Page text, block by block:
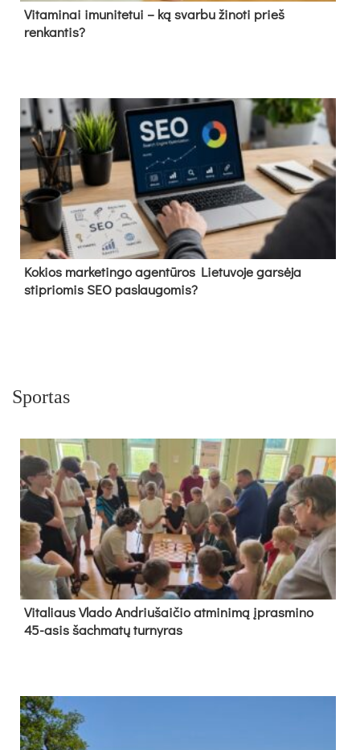
Vitaminai imunitetui – ką svarbu žinoti prieš
renkantis?
Kokios marketingo agentūros Lietuvoje garsėja
stipriomis SEO paslaugomis?
Sportas
Vi­ta­liaus Vla­do And­riu­šai­čio at­mi­ni­mą įpras­mi­no
45-asis šach­ma­tų tur­ny­ras